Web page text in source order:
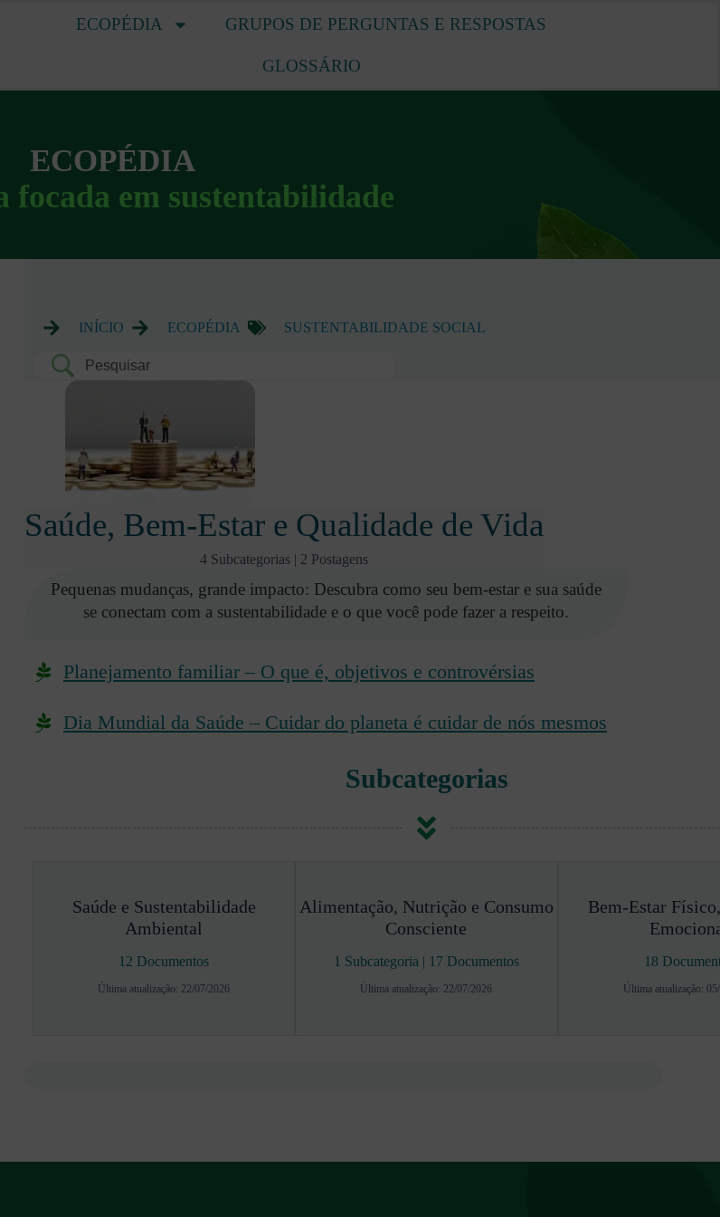
ECOPÉDIA GRUPOS DE PERGUNTAS E RESPOSTAS
GLOSSÁRIO
ECOPÉDIA
focada em sustentabilidade
INÍCIO ECOPÉDIA SUSTENTABILIDADE SOCIAL
Saúde, Bem-Estar e Qualidade de Vida
4 Subcategorias | 2 Postagens
Pequenas mudanças, grande impacto: Descubra como seu bem-estar e sua saúde
se conectam com a sustentabilidade e o que você pode fazer a respeito.
Planejamento familiar – O que é, objetivos e controvérsias
Dia Mundial da Saúde – Cuidar do planeta é cuidar de nós mesmos
Subcategorias
Saúde e Sustentabilidade
Ambiental
12 Documentos
Última atualização: 22/07/2026
Alimentação, Nutrição e Consumo
Consciente
1 Subcategoria | 17 Documentos
Última atualização: 22/07/2026
Bem-Estar
18
Última atualização: